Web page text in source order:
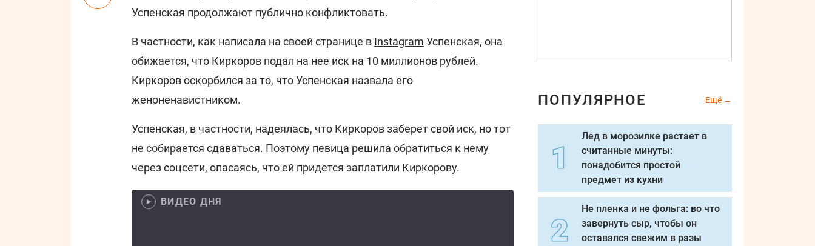
Успенская продолжают публично конфликтовать.
В частности, как написала на своей странице в Instagram Успенская, она
обижается, что Киркоров подал на нее иск на 10 миллионов рублей.
Киркоров оскорбился за то, что Успенская назвала его
женоненавистником.
Успенская, в частности, надеялась, что Киркоров заберет свой иск, но тот
не собирается сдаваться. Поэтому певица решила обратиться к нему
через соцсети, опасаясь, что ей придется заплатили Киркорову.
ВИДЕО ДНЯ
ПОПУЛЯРНОЕ Ещё
Лед в морозилке растает в
считанные минуты:
понадобится простой
предмет из кухни
Не пленка и не фольга: во что
завернуть сыр, чтобы он
оставался свежим в разы